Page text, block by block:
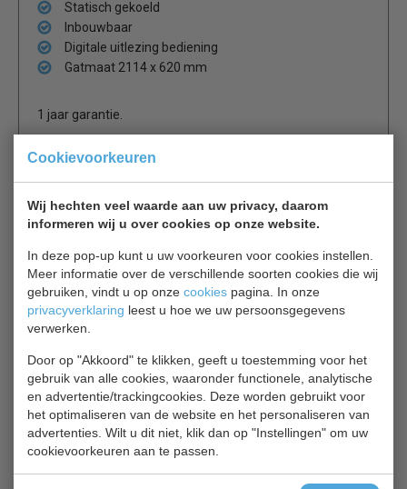
Cookievoorkeuren
Wij hechten veel waarde aan uw privacy, daarom
informeren wij u over cookies op onze website.
In deze pop-up kunt u uw voorkeuren voor cookies instellen.
Meer informatie over de verschillende soorten cookies die wij
gebruiken, vindt u op onze cookies pagina. In onze
privacyverklaring leest u hoe we uw persoonsgegevens
verwerken.
Door op "Akkoord" te klikken, geeft u toestemming voor het
gebruik van alle cookies, waaronder functionele, analytische
en advertentie/trackingcookies. Deze worden gebruikt voor
het optimaliseren van de website en het personaliseren van
advertenties. Wilt u dit niet, klik dan op "Instellingen" om uw
cookievoorkeuren aan te passen.
Statisch gekoeld
Inbouwbaar
Digitale uitlezing bediening
Gatmaat 2114 x 620 mm
1 jaar garantie.
SER-GREEN 3/1 GN
€ 4790,00 € 4503,00
Drop-In bekijken
DropIn
€ 11090,00 € 7763,00
Drop-In bekijken
Soul Green 5/1 GN